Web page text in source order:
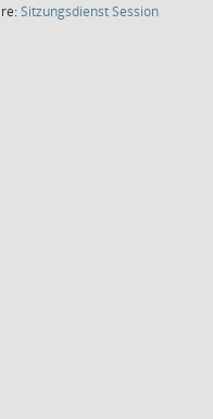
SitzungsdienstSession(Wird in